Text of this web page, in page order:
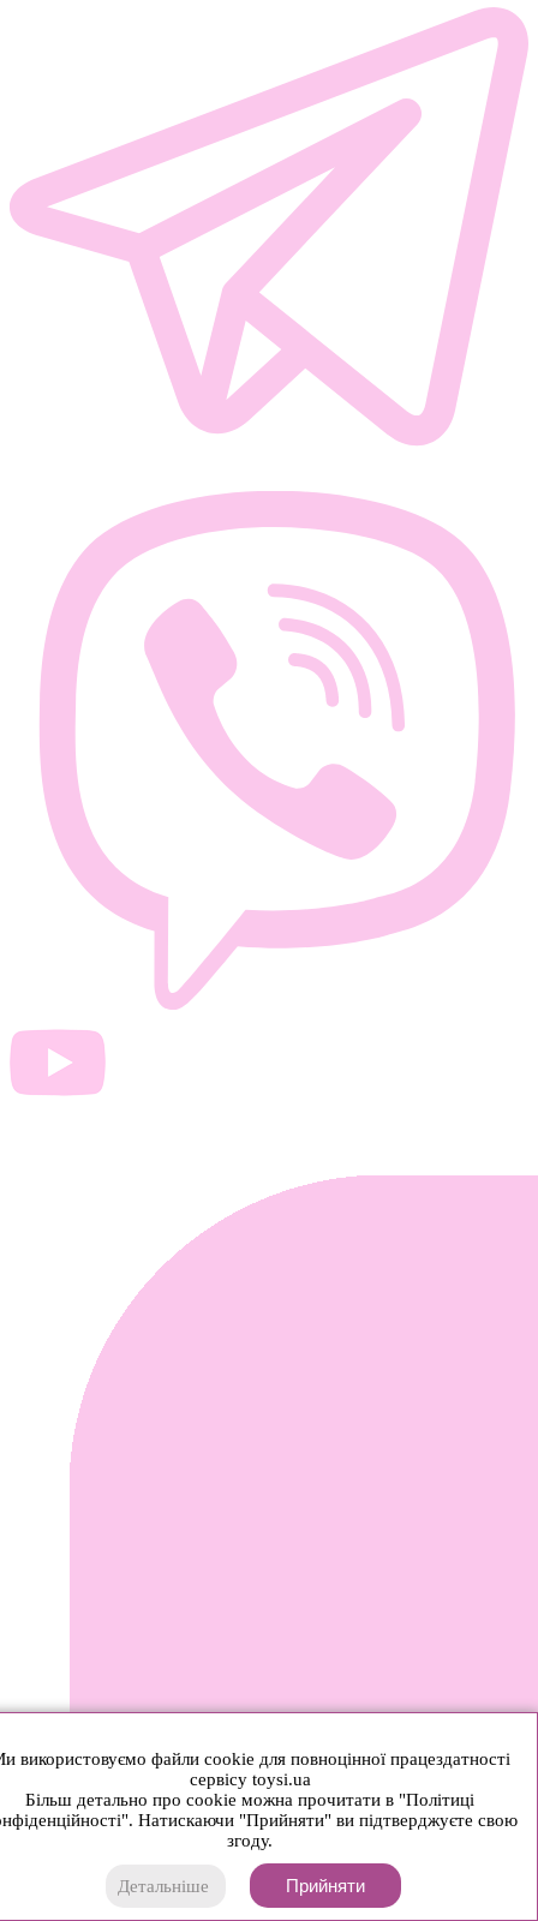
використовуємо файли cookie для повноцінної працездатності
сервісу toysi.ua
Більш детально про cookie можна прочитати в "Політиці
Натискаючи "Прийняти" ви підтверджуєте свою
згоду.
Детальніше Прийняти